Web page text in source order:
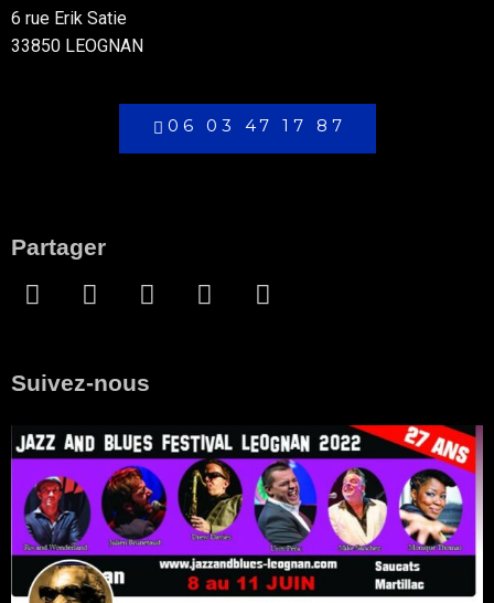
6 rue Erik Satie
33850 LEOGNAN
06 03 47 17 87
Partager
Suivez-nous